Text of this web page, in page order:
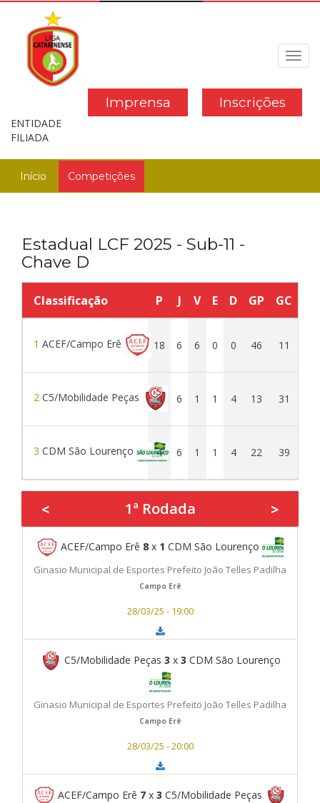
Inscrições
Imprensa
ENTIDADE
FILIADA
Início Competições
Estadual LCF 2025 - Sub-11 -
Chave D
Classificação P J V E D GP GC
1 ACEF/Campo Erê 18 6 6 0 0 46 11
2 C5/Mobilidade Peças 4 6 1 1 4 13 31
3 CDM São Lourenço 4 6 1 1 4 22 39
< 1ª Rodada >
ACEF/Campo Erê 8 x 1 CDM São Lourenço
Ginasio Municipal de Esportes Prefeito João Telles Padilha
Campo Erê
28/03/25 - 19:00
C5/Mobilidade Peças 3 x 3 CDM São Lourenço
Ginasio Municipal de Esportes Prefeito João Telles Padilha
Campo Erê
28/03/25 - 20:00
ACEF/Campo Erê 7 x 3 C5/Mobilidade Peças